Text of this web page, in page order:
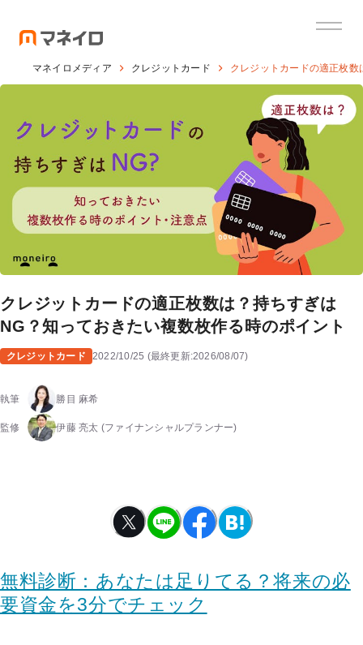
マネイロメディア クレジットカード クレジットカードの適正枚
クレジットカードの適正枚数は？持ちすぎは
NG？知っておきたい複数枚作る時のポイント
クレジットカード 2022/10/25 (最終更新:2026/08/07)
執筆 勝目 麻希
監修 伊藤 亮太 (ファイナンシャルプランナー)
無料診断：あなたは足りてる？将来の必
要資金を3分でチェック